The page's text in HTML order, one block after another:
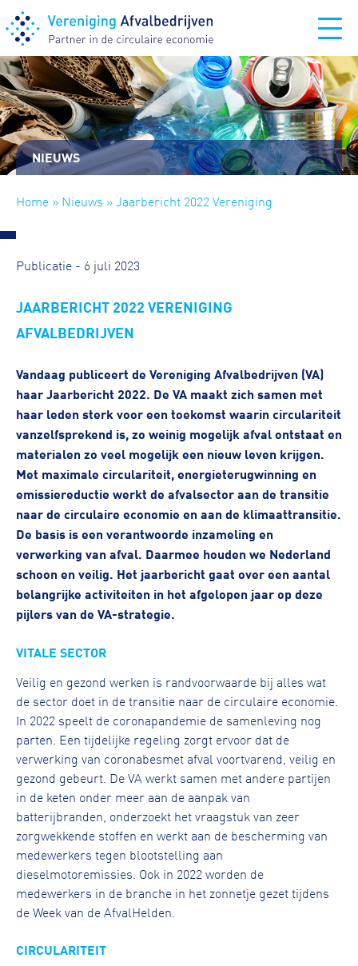
NIEUWS
Home » Nieuws » Jaarbericht 2022 Vereniging
Publicatie - 6 juli 2023
JAARBERICHT 2022 VERENIGING
AFVALBEDRIJVEN
Vandaag publiceert de Vereniging Afvalbedrijven (VA)
haar Jaarbericht 2022. De VA maakt zich samen met
haar leden sterk voor een toekomst waarin circulariteit
vanzelfsprekend is, zo weinig mogelijk afval ontstaat en
materialen zo veel mogelijk een nieuw leven krijgen.
Met maximale circulariteit, energieterugwinning en
emissiereductie werkt de afvalsector aan de transitie
naar de circulaire economie en aan de klimaattransitie.
De basis is een verantwoorde inzameling en
verwerking van afval. Daarmee houden we Nederland
schoon en veilig. Het jaarbericht gaat over een aantal
belangrijke activiteiten in het afgelopen jaar op deze
pijlers van de VA-strategie.
VITALE SECTOR
Veilig en gezond werken is randvoorwaarde bij alles wat
de sector doet in de transitie naar de circulaire economie.
In 2022 speelt de coronapandemie de samenleving nog
parten. Een tijdelijke regeling zorgt ervoor dat de
verwerking van coronabesmet afval voortvarend, veilig en
gezond gebeurt. De VA werkt samen met andere partijen
in de keten onder meer aan de aanpak van
batterijbranden, onderzoekt het vraagstuk van zeer
zorgwekkende stoffen en werkt aan de bescherming van
medewerkers tegen blootstelling aan
dieselmotoremissies. Ook in 2022 worden de
medewerkers in de branche in het zonnetje gezet tijdens
de Week van de AfvalHelden.
CIRCULARITEIT